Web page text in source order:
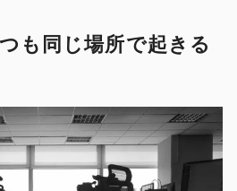
も同じ場所で起きる